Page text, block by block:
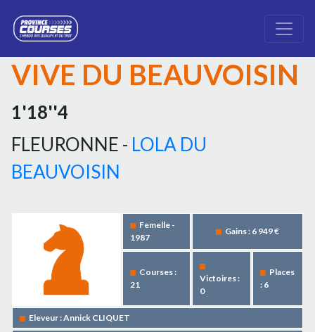
VIVE DU BEAUVOISIN
1'18''4
FLEURONNE - LOLA DU
BEAUVOISIN
Femelle -
1987
Gains : 6 949 €
Courses :
21
Victoires :
0
Places
: 6
Eleveur : Annick CLIQUET